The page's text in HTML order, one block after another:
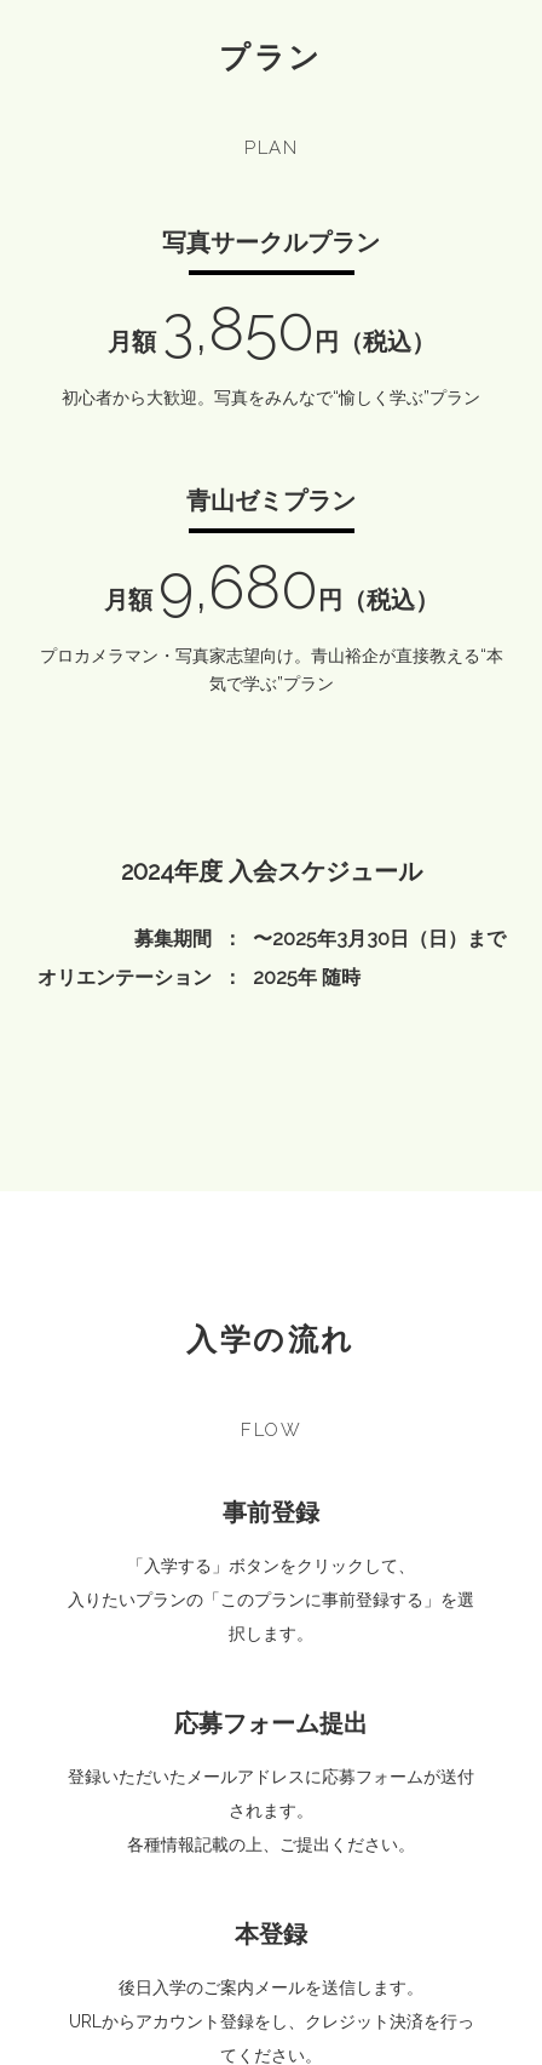
プラン
PLAN
写真サークルプラン
月額 3,850 円（税込）
初心者から大歓迎。写真をみんなで“愉しく学ぶ”プラン
青山ゼミプラン
月額 9,680 円（税込）
プロカメラマン・写真家志望向け。青山裕企が直接教える“本
気で学ぶ”プラン
2024年度 入会スケジュール
募集期間 ：
〜2025年3月30日（日）まで
オリエンテーション
： 2025年 随時
入学の流れ
FLOW
事前登録
「入学する」ボタンをクリックして、
入りたいプランの「このプランに事前登録する」を選
択します。
応募フォーム提出
登録いただいたメールアドレスに応募フォームが送付
されます。
各種情報記載の上、ご提出ください。
本登録
後日入学のご案内メールを送信します。
URLからアカウント登録をし、クレジット決済を行っ
てください。